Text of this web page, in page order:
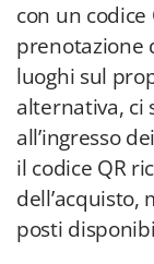
con un
prenotazione
luoghi sul
alternativa,
all’ingresso
il codice QR
dell’acquisto,
posti